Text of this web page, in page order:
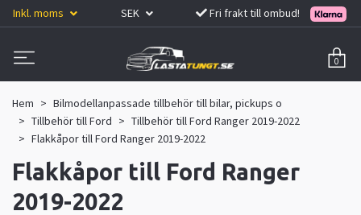
Inkl. moms SEK Fri frakt till ombud!
0
Hem
Bilmodellanpassade tillbehör till bilar, pickups o
Tillbehör till Ford
Tillbehör till Ford Ranger 2019-2022
Flakkåpor till Ford Ranger 2019-2022
Flakkåpor till Ford Ranger
2019-2022